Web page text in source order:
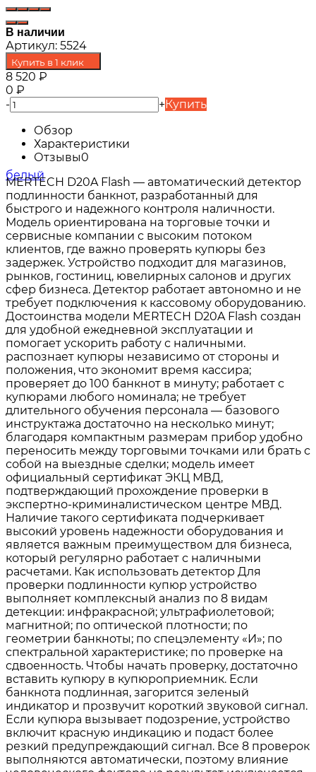
В наличии
Артикул: 5524
Купить в 1 клик
8 520 ₽
0 ₽
-
+Купить
Обзор
Характеристики
Отзывы0
MERTECH D20A Flash — автоматический детектор
подлинности банкнот, разработанный для
быстрого и надежного контроля наличности.
Модель ориентирована на торговые точки и
сервисные компании с высоким потоком
клиентов, где важно проверять купюры без
задержек. Устройство подходит для магазинов,
рынков, гостиниц, ювелирных салонов и других
сфер бизнеса. Детектор работает автономно и не
требует подключения к кассовому оборудованию.
Достоинства модели MERTECH D20A Flash создан
для удобной ежедневной эксплуатации и
помогает ускорить работу с наличными.
распознает купюры независимо от стороны и
положения, что экономит время кассира;
проверяет до 100 банкнот в минуту; работает с
купюрами любого номинала; не требует
длительного обучения персонала — базового
инструктажа достаточно на несколько минут;
благодаря компактным размерам прибор удобно
переносить между торговыми точками или брать с
собой на выездные сделки; модель имеет
официальный сертификат ЭКЦ МВД,
подтверждающий прохождение проверки в
экспертно-криминалистическом центре МВД.
Наличие такого сертификата подчеркивает
высокий уровень надежности оборудования и
является важным преимуществом для бизнеса,
который регулярно работает с наличными
расчетами. Как использовать детектор Для
проверки подлинности купюр устройство
выполняет комплексный анализ по 8 видам
детекции: инфракрасной; ультрафиолетовой;
магнитной; по оптической плотности; по
геометрии банкноты; по спецэлементу «И»; по
спектральной характеристике; по проверке на
сдвоенность. Чтобы начать проверку, достаточно
вставить купюру в купюроприемник. Если
банкнота подлинная, загорится зеленый
индикатор и прозвучит короткий звуковой сигнал.
Если купюра вызывает подозрение, устройство
включит красную индикацию и подаст более
резкий предупреждающий сигнал. Все 8 проверок
выполняются автоматически, поэтому влияние